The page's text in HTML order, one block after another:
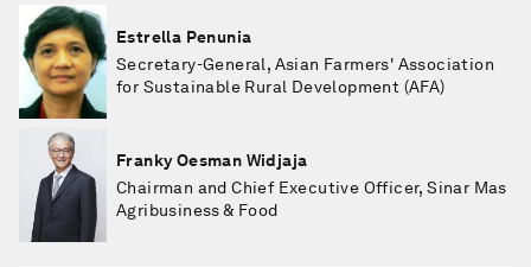
Estrella Penunia
Secretary-General, Asian Farmers' Association
for Sustainable Rural Development (AFA)
Franky Oesman Widjaja
Chairman and Chief Executive Officer, Sinar Mas
Agribusiness & Food